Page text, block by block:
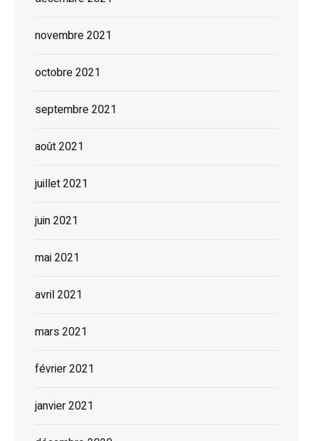
novembre 2021
octobre 2021
septembre 2021
août 2021
juillet 2021
juin 2021
mai 2021
avril 2021
mars 2021
février 2021
janvier 2021